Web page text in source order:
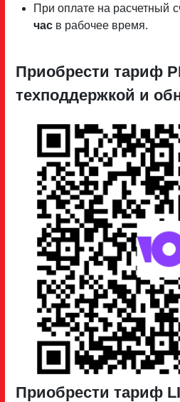
При оплате на расчетный
час в рабочее время.
Приобрести тариф
техподдержкой и
Приобрести тариф